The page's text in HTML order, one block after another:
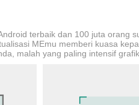
www.facebook.com/
twitter.com/onmyojiarenaJP
terbaik dan 100 juta orang
MEmu memberi kuasa
malah yang paling intensif grafik.